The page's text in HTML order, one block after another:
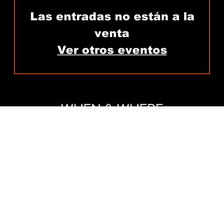
Las entradas no están a la
venta
Ver otros eventos
WHEN & WHERE